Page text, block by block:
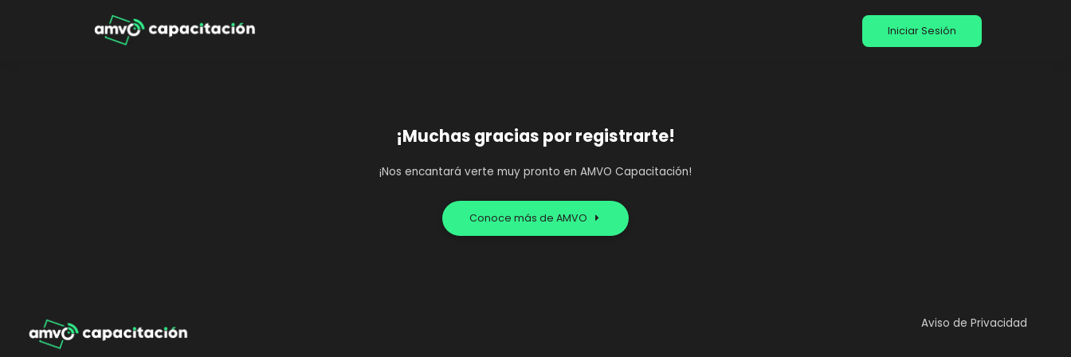
Iniciar Sesión
¡Muchas gracias por registrarte!
¡Nos encantará verte muy pronto en AMVO Capacitación!
Conoce más de AMVO
Aviso de Privacidad